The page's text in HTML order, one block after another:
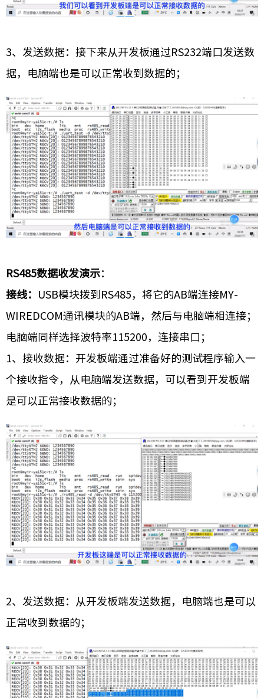
3、发送数据：接下来从开发板通过RS232端口发送数
据，电脑端也是可以正常收到数据的；
RS485数据收发演示：
接线：
USB模块拨到RS485，将它的AB端连接MY-
WIREDCOM通讯模块的AB端，然后与电脑端相连接；
电脑端同样选择波特率115200，连接串口；
1、接收数据：开发板端通过准备好的测试程序输入一
个接收指令，从电脑端发送数据，可以看到开发板端
是可以正常接收数据的；
2、发送数据：从开发板端发送数据，电脑端也是可以
正常收到数据的；